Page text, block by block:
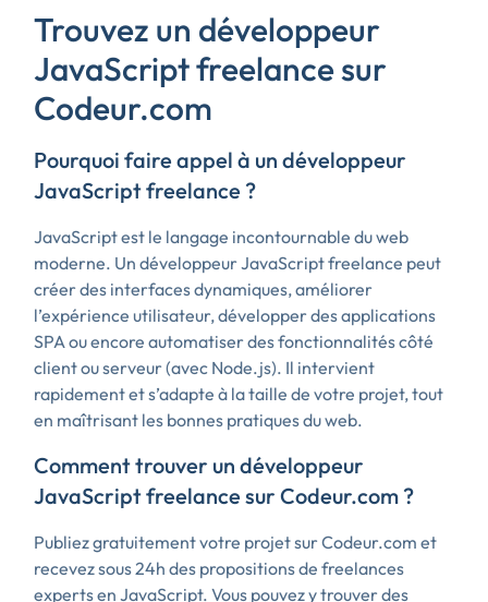
Trouvez un développeur
JavaScript freelance sur
Codeur.com
Pourquoi faire appel à un développeur
JavaScript freelance ?
JavaScript est le langage incontournable du web
moderne. Un développeur JavaScript freelance peut
créer des interfaces dynamiques, améliorer
l’expérience utilisateur, développer des applications
SPA ou encore automatiser des fonctionnalités côté
client ou serveur (avec Node.js). Il intervient
rapidement et s’adapte à la taille de votre projet, tout
en maîtrisant les bonnes pratiques du web.
Comment trouver un développeur
JavaScript freelance sur Codeur.com ?
Publiez gratuitement votre projet sur Codeur.com et
recevez sous 24h des propositions de freelances
experts en JavaScript. Vous pouvez y trouver des